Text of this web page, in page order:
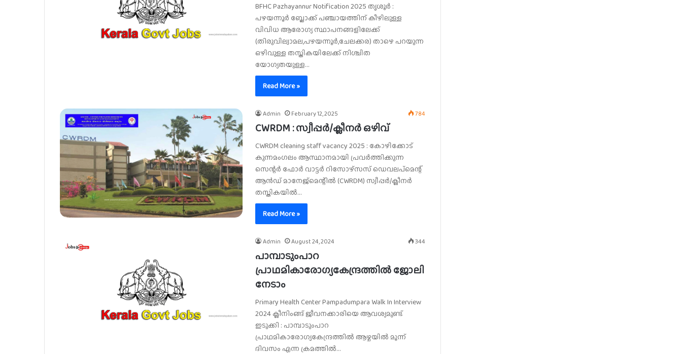
BFHC Pazhayannur Notification 2025 തൃശൂർ :
പഴയന്നൂർ ബ്ലോക്ക് പഞ്ചായത്തിന് കീഴിലുള്ള
വിവിധ ആരോഗ്യ സ്ഥാപനങ്ങളിലേക്ക്
(തിരുവില്വാമല,പഴയന്നൂർ,ചേലക്കര) താഴെ പറയുന്ന
ഒഴിവുള്ള തസ്തികയിലേക്ക് നിശ്ചിത
യോഗ്യതയുള്ള…
Read More »
Admin February 12, 2025 784
CWRDM : സ്വീപ്പർ/ക്ലീനർ ഒഴിവ്
CWRDM cleaning staff vacancy 2025 : കോഴിക്കോട്
കുന്നമംഗലം ആസ്ഥാനമായി പ്രവർത്തിക്കുന്ന
സെന്റർ ഫോർ വാട്ടർ റിസോഴ്സസ് ഡെവലപ്മെന്റ്
ആൻഡ് മാനേജ്മെന്റിൽ (CWRDM) സ്വീപ്പർ/ക്ലീനർ
തസ്തികയിൽ…
Read More »
Admin August 24, 2024 344
പാമ്പാടുംപാറ
പ്രാഥമികാരോഗ്യകേന്ദ്രത്തിൽ ജോലി
നേടാം
Primary Health Center Pampadumpara Walk In Interview
2024 ക്ലീനിംങ്ങ് ജീവനക്കാരിയെ ആവശ്യമുണ്ട്
ഇടുക്കി : പാമ്പാടുംപാറ
പ്രാഥമികാരോഗ്യകേന്ദ്രത്തിൽ ആഴ്ചയിൽ മൂന്ന്
ദിവസം എന്ന ക്രമത്തിൽ…